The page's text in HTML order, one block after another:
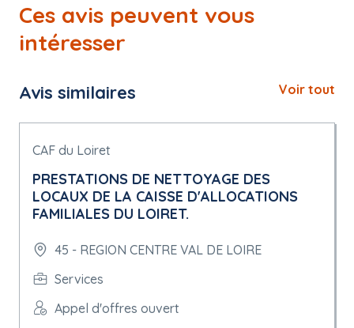
Ces avis peuvent vous
intéresser
Avis similaires Voir tout
CAF du Loiret
PRESTATIONS DE NETTOYAGE DES
LOCAUX DE LA CAISSE D'ALLOCATIONS
FAMILIALES DU LOIRET.
45 - REGION CENTRE VAL DE LOIRE
Services
Appel d'offres ouvert